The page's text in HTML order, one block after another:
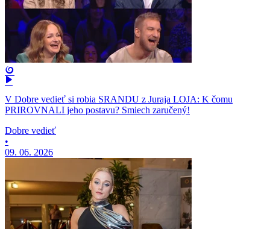
V Dobre vedieť si robia SRANDU z Juraja LOJA: K čomu
PRIROVNALI jeho postavu? Smiech zaručený!
Dobre vedieť
•
09. 06. 2026